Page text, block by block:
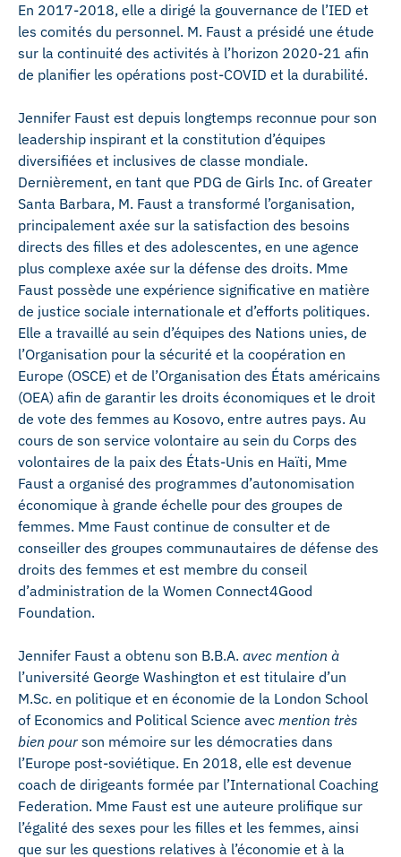
En 2017-2018, elle a dirigé la gouvernance de l’IED et
les comités du personnel. M. Faust a présidé une étude
sur la continuité des activités à l’horizon 2020-21 afin
de planifier les opérations post-COVID et la durabilité.
Jennifer Faust est depuis longtemps reconnue pour son
leadership inspirant et la constitution d’équipes
diversifiées et inclusives de classe mondiale.
Dernièrement, en tant que PDG de Girls Inc. of Greater
Santa Barbara, M. Faust a transformé l’organisation,
principalement axée sur la satisfaction des besoins
directs des filles et des adolescentes, en une agence
plus complexe axée sur la défense des droits. Mme
Faust possède une expérience significative en matière
de justice sociale internationale et d’efforts politiques.
Elle a travaillé au sein d’équipes des Nations unies, de
l’Organisation pour la sécurité et la coopération en
Europe (OSCE) et de l’Organisation des États américains
(OEA) afin de garantir les droits économiques et le droit
de vote des femmes au Kosovo, entre autres pays. Au
cours de son service volontaire au sein du Corps des
volontaires de la paix des États-Unis en Haïti, Mme
Faust a organisé des programmes d’autonomisation
économique à grande échelle pour des groupes de
femmes. Mme Faust continue de consulter et de
conseiller des groupes communautaires de défense des
droits des femmes et est membre du conseil
d’administration de la Women Connect4Good
Foundation.
Jennifer Faust a obtenu son B.B.A. avec mention à
l’université George Washington et est titulaire d’un
M.Sc. en politique et en économie de la London School
of Economics and Political Science avec mention très
bien pour son mémoire sur les démocraties dans
l’Europe post-soviétique. En 2018, elle est devenue
coach de dirigeants formée par l’International Coaching
Federation. Mme Faust est une auteure prolifique sur
l’égalité des sexes pour les filles et les femmes, ainsi
que sur les questions relatives à l’économie et à la